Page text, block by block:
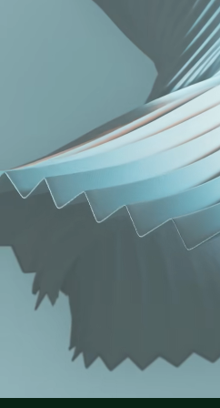
Breite Falten auf Vorder- und
Zwei Eingrifftaschen am
Farblich abgestimmtes,
NICHT IM
BÜGELN MIT
GRAD CELSIUS
REINIGEN MIT
TROCKNEN AUF
Lacoste ist bestrebt, das
Herstellungsprozesses zu
Wertschöpfungskette, Kenntnis
Ökosystems... kein einziger
des Krokodils gewebt.
Erfahren Sie hier mehr